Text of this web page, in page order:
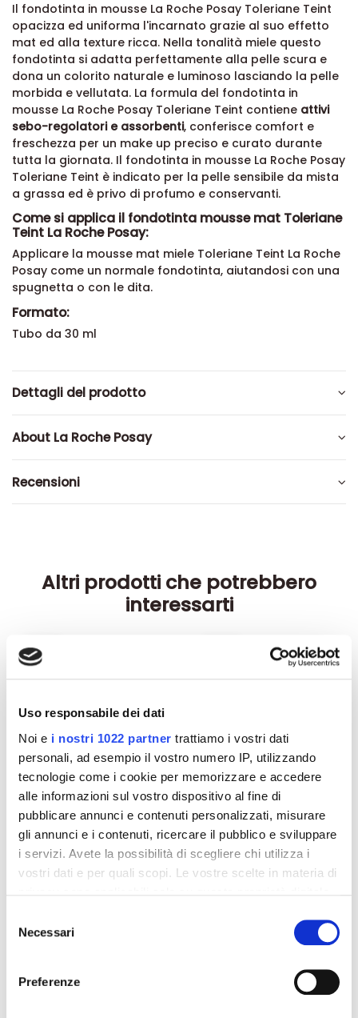
Uso responsabile dei dati
Noi e i nostri 1022 partner trattiamo i vostri dati
personali, ad esempio il vostro numero IP, utilizzando
tecnologie come i cookie per memorizzare e accedere
alle informazioni sul vostro dispositivo al fine di
pubblicare annunci e contenuti personalizzati, misurare
gli annunci e i contenuti, ricercare il pubblico e sviluppare
i servizi. Avete la possibilità di scegliere chi utilizza i
vostri dati e per quali scopi. Le vostre scelte in materia di
modificare o revocare il proprio consenso in qualsiasi
momento dalla Dichiarazione sui cookie o facendo clic
delNecessari
Preferenze
Il fondotinta in mousse La Roche Posay Toleriane Teint
opacizza ed uniforma l'incarnato grazie al suo effetto
mat ed alla texture ricca. Nella tonalità miele questo
fondotinta si adatta perfettamente alla pelle scura e
dona un colorito naturale e luminoso lasciando la pelle
morbida e vellutata. La formula del fondotinta in
mousse La Roche Posay Toleriane Teint contiene attivi
sebo-regolatori e assorbenti, conferisce comfort e
freschezza per un make up preciso e curato durante
tutta la giornata. Il fondotinta in mousse La Roche Posay
Toleriane Teint è indicato per la pelle sensibile da mista
a grassa ed è privo di profumo e conservanti.
Come si applica il fondotinta mousse mat Toleriane
Teint La Roche Posay:
Applicare la mousse mat miele Toleriane Teint La Roche
Posay come un normale fondotinta, aiutandosi con una
spugnetta o con le dita.
Formato:
Tubo da 30 ml
Dettagli del prodotto
About La Roche Posay
Recensioni
Altri prodotti che potrebbero
interessarti
Integratori per dimagrire
Amin 21 K al cacao - 21
bustine
Aggiungi al
-42%
Integratori per dimagrire
Amin 21 K neutro